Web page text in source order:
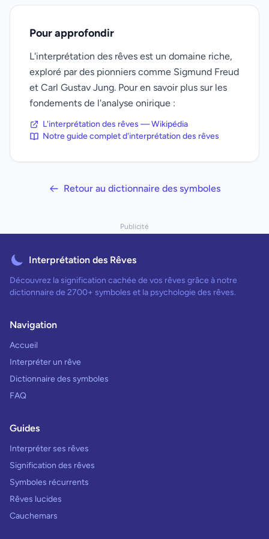
Pour approfondir
L'interprétation des rêves est un domaine riche,
exploré par des pionniers comme Sigmund Freud
et Carl Gustav Jung. Pour en savoir plus sur les
fondements de l'analyse onirique :
L'interprétation des rêves — Wikipédia
Notre guide complet d'interprétation des rêves
Retour au dictionnaire des symboles
Publicité
Interprétation des Rêves
Découvrez la signification cachée de vos rêves grâce à notre
dictionnaire de 2700+ symboles et la psychologie des rêves.
Navigation
Accueil
Interpréter un rêve
Dictionnaire des symboles
FAQ
Guides
Interpréter ses rêves
Signification des rêves
Symboles récurrents
Rêves lucides
Cauchemars